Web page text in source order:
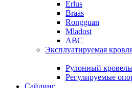
Erlus
Braas
Rongguan
Mladost
ABC
Эксплуатируемая
Рулонный
Регулируемые
Сайдинг